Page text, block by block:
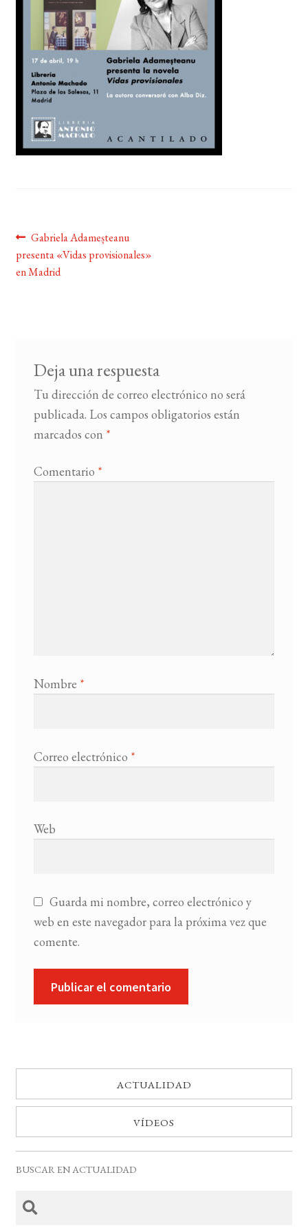
BUSCAR
LISTA DE LIBROS
Navegación
de
Anterior:
Gabriela Adameșteanu
presenta «Vidas provisionales»
en Madrid
Deja una respuesta
Tu dirección de correo electrónico no será
publicada. Los campos obligatorios están
marcados con *
Comentario *
Nombre *
Correo electrónico *
Web
Guarda mi nombre, correo electrónico y
web en este navegador para la próxima vez que
comente.
ACTUALIDAD
VÍDEOS
BUSCAR EN ACTUALIDAD